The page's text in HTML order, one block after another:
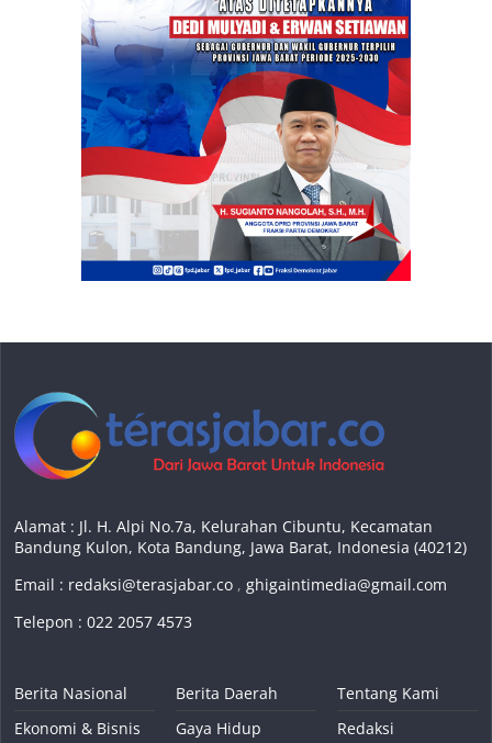
Alamat : Jl. H. Alpi No.7a, Kelurahan Cibuntu, Kecamatan
Bandung Kulon, Kota Bandung, Jawa Barat, Indonesia (40212)
Email : redaksi@terasjabar.co ,ghigaintimedia@gmail.com
Telepon : 022 2057 4573
Berita Nasional
Ekonomi & Bisnis
Berita Daerah
Gaya Hidup
Tentang Kami
Redaksi